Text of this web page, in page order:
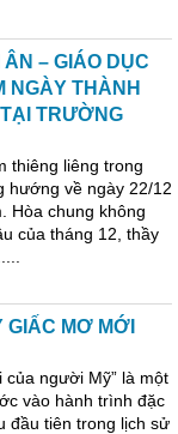
– GIÁO DỤC
NGÀY THÀNH
TRƯỜNG
thiêng liêng trong
hướng về ngày 22/12
Hòa chung không
của tháng 12, thầy
MƠ MỚI
của người Mỹ” là một
vào hành trình đặc
đầu tiên trong lịch sử